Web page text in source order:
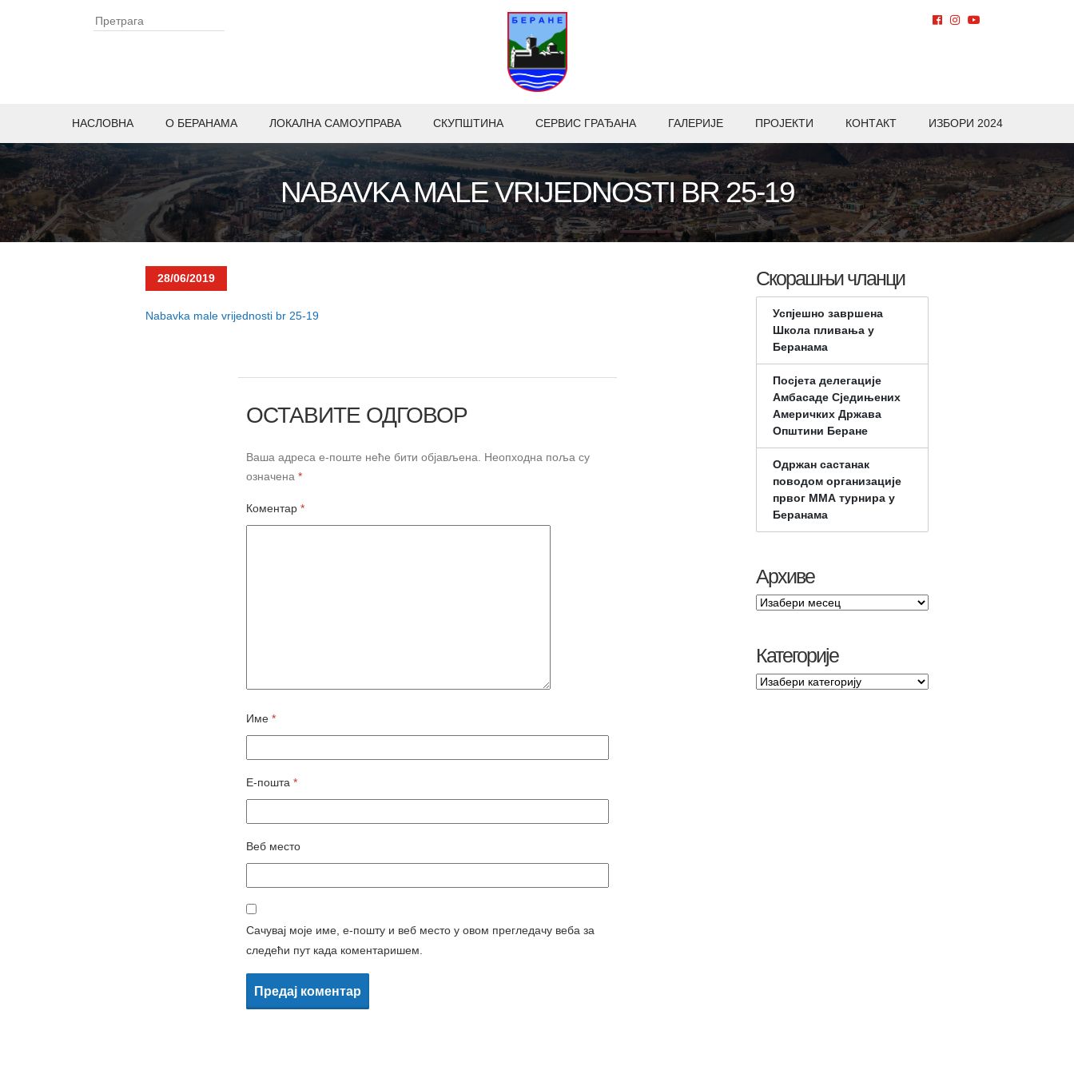
НАСЛОВНА O БЕРАНАМА ЛОКАЛНА САМОУПРАВА СКУПШТИНА СЕРВИС ГРАЂАНА ГАЛЕРИЈЕ ПРОЈЕКТИ КОНТАКТ ИЗБОРИ 2024
NABAVKA MALE VRIJEDNOSTI BR 25-19
28/06/2019
Nabavka male vrijednosti br 25-19
ОСТАВИТЕ ОДГОВОР
Ваша адреса е-поште неће бити објављена. Неопходна поља су
означена *
Коментар *
Име *
Е-пошта *
Веб место
Сачувај моје име, е-пошту и веб место у овом прегледачу веба за
следећи пут када коментаришем.
Скорашњи чланци
Успјешно завршена
Школа пливања у
Беранама
Посјета делегације
Амбасаде Сједињених
Америчких Држава
Општини Беране
Одржан састанак
поводом организације
првог ММА турнира у
Беранама
Архиве
Категорије